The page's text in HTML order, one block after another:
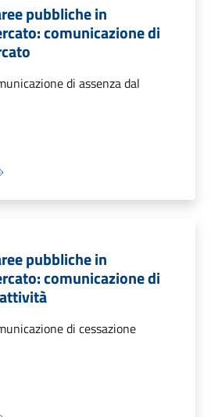
pubbliche in
comunicazione di
di assenza dal
pubbliche in
comunicazione di
di cessazione